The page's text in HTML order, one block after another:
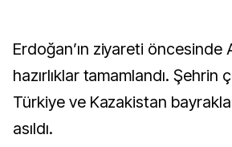
Erdoğan’ın ziyareti öncesinde
hazırlıklar tamamlandı. Şehrin
Türkiye ve Kazakistan
asıldı.